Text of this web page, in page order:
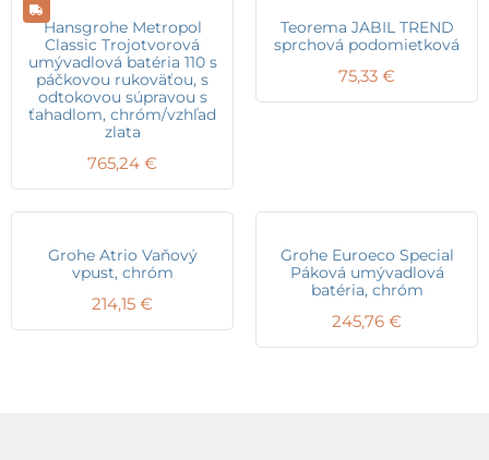
Hansgrohe Metropol
Classic Trojotvorová
umývadlová batéria 110 s
páčkovou rukoväťou, s
odtokovou súpravou s
ťahadlom, chróm/vzhľad
zlata
765,24 €
Teorema JABIL TREND
sprchová podomietková
75,33 €
Grohe Atrio Vaňový
vpust, chróm
214,15 €
Grohe Euroeco Special
Páková umývadlová
batéria, chróm
245,76 €